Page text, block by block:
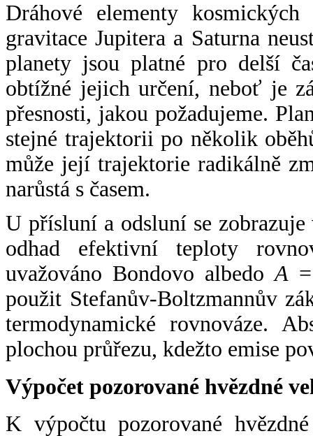
Dráhové elementy
gravitace Jupitera a Saturna
planety jsou platné pro delší
obtížné jejich určení, neboť je
přesnosti, jakou požadujeme.
stejné trajektorii po několik
může její trajektorie radikálně
narůstá s časem.
U přísluní a odsluní se
odhad efektivní teploty
uvažováno Bondovo albedoA
použit Stefanův-Boltzmannův
termodynamické rovnováze.
plochou průřezu, kdežto emise
Výpočet pozorované hvězdné
K výpočtu pozorované